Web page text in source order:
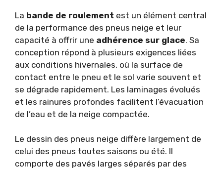
La bande de roulement est un élément central
de la performance des pneus neige et leur
capacité à offrir une adhérence sur glace. Sa
conception répond à plusieurs exigences liées
aux conditions hivernales, où la surface de
contact entre le pneu et le sol varie souvent et
se dégrade rapidement. Les laminages évolués
et les rainures profondes facilitent l’évacuation
de l’eau et de la neige compactée.
Le dessin des pneus neige diffère largement de
celui des pneus toutes saisons ou été. Il
comporte des pavés larges séparés par des